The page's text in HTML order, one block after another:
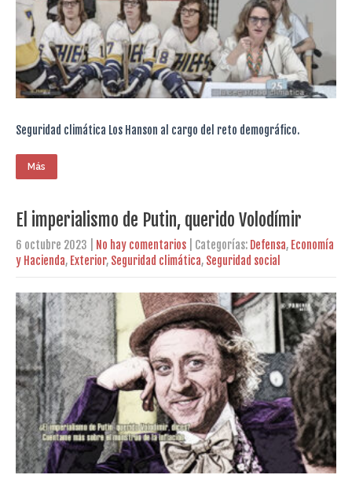
Seguridad climática Los Hanson al cargo del reto demográfico.
Más
El imperialismo de Putin, querido Volodímir
6 octubre 2023 No hay comentarios | Categorías: Defensa, Economía
y Hacienda, Exterior, Seguridad climática, Seguridad social